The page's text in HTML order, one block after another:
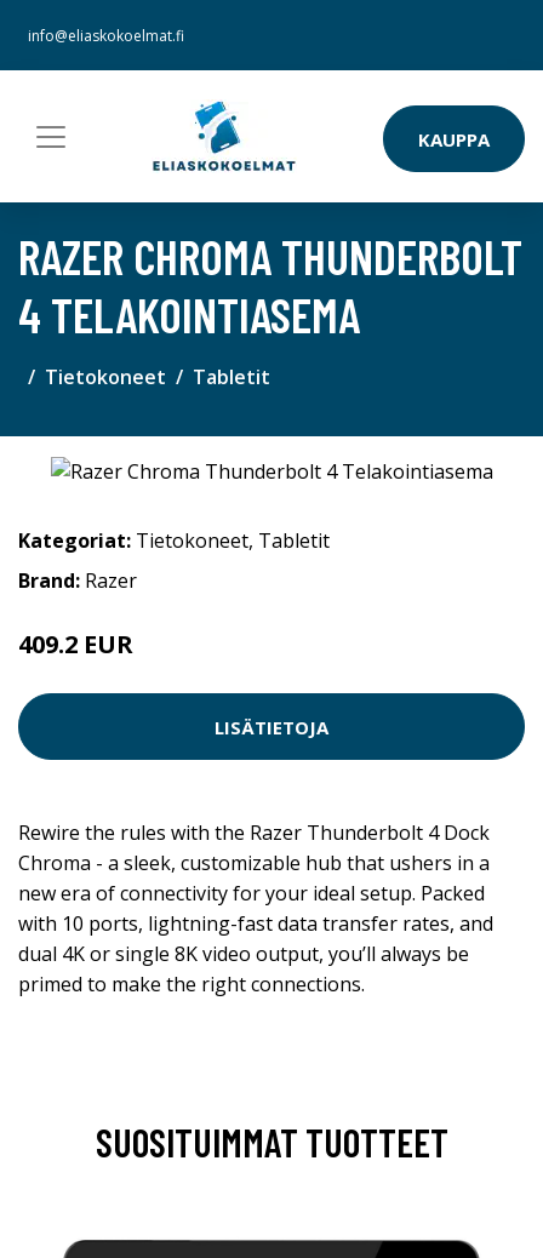
info@eliaskokoelmat.fi
KAUPPA
RAZER CHROMA THUNDERBOLT
4 TELAKOINTIASEMA
Tietokoneet Tabletit
Kategoriat: Tietokoneet, Tabletit
Brand: Razer
409.2 EUR
LISÄTIETOJA
Rewire the rules with the Razer Thunderbolt 4 Dock
Chroma - a sleek, customizable hub that ushers in a
new era of connectivity for your ideal setup. Packed
with 10 ports, lightning-fast data transfer rates, and
dual 4K or single 8K video output, you’ll always be
primed to make the right connections.
SUOSITUIMMAT TUOTTEET